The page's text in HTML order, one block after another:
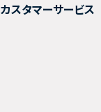
カスタマーサービス